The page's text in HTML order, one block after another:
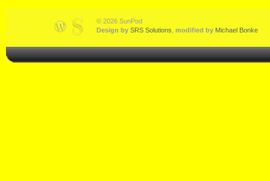
© 2026 SunPod
Design by SRS Solutions modified by Michael Bonke